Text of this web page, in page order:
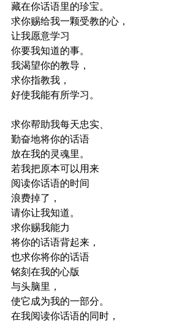
藏在你话语里的珍宝。
求你赐给我一颗受教的心，
让我愿意学习
你要我知道的事。
我渴望你的教导，
求你指教我，
好使我能有所学习。
求你帮助我每天忠实、
勤奋地将你的话语
放在我的灵魂里。
若我把原本可以用来
阅读你话语的时间
浪费掉了，
请你让我知道。
求你赐我能力
将你的话语背起来，
也求你将你的话语
铭刻在我的心版
与头脑里，
使它成为我的一部分。
在我阅读你话语的同时，